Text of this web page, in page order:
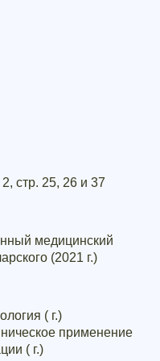
стр. 25, 26 и 37
медицинский
(2021 г.)
( г.)
применение
( г.)